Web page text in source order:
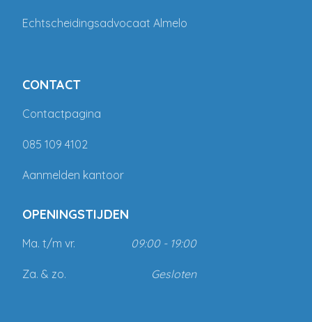
Echtscheidingsadvocaat Almelo
CONTACT
Contactpagina
085 109 4102
Aanmelden kantoor
OPENINGSTIJDEN
Ma. t/m vr. 09:00 - 19:00
Za. & zo. Gesloten